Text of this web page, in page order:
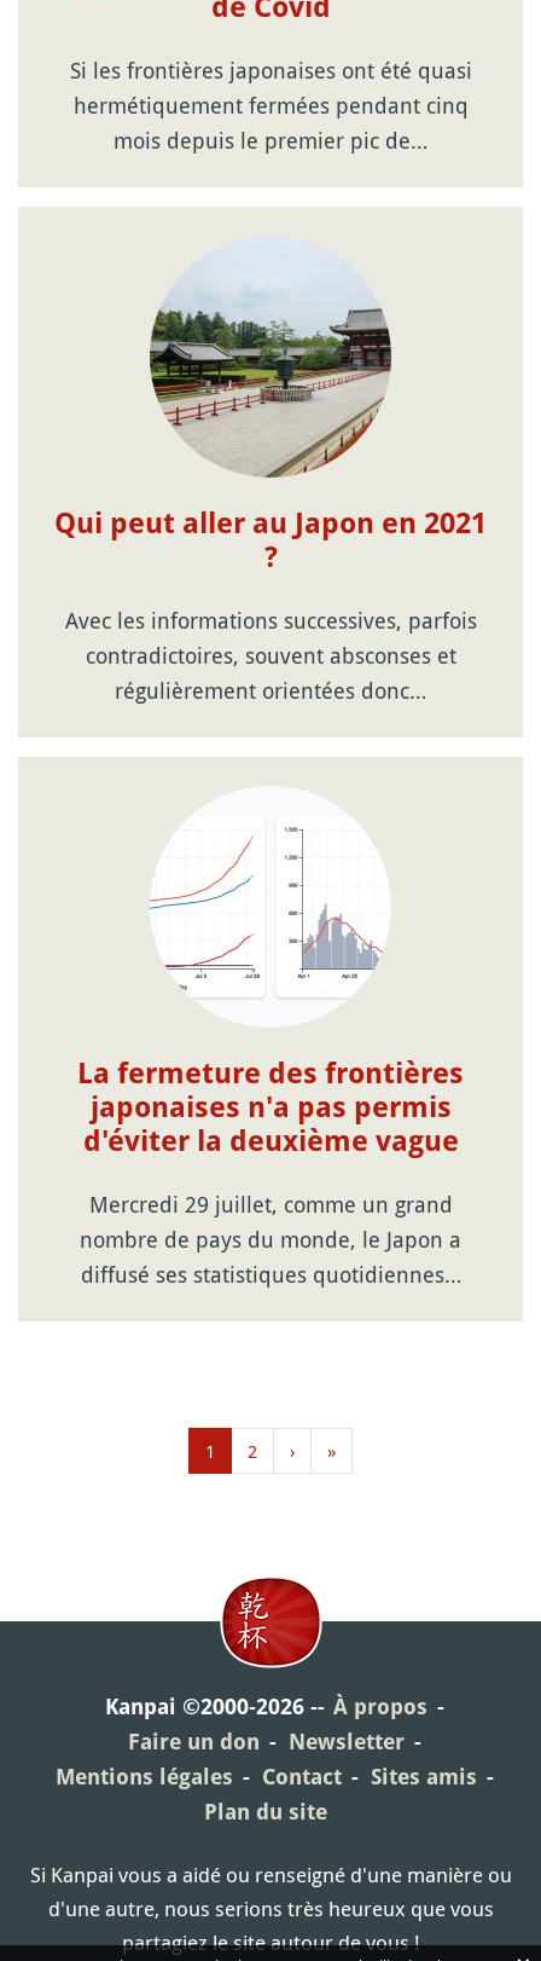
de Covid
Si les frontières japonaises ont été quasi
hermétiquement fermées pendant cinq
mois depuis le premier pic de…
Qui peut aller au Japon en 2021
?
Avec les informations successives, parfois
contradictoires, souvent absconses et
régulièrement orientées donc…
La fermeture des frontières
japonaises n'a pas permis
d'éviter la deuxième vague
Mercredi 29 juillet, comme un grand
nombre de pays du monde, le Japon a
diffusé ses statistiques quotidiennes…
1 2 › »
Kanpai ©2000-2026
À propos
Faire un don
Newsletter
Mentions légales
Contact
Sites amis
Plan du site
Si Kanpai vous a aidé ou renseigné d'une manière ou
d'une autre, nous serions très heureux que vous
partagiez le site autour de vous !